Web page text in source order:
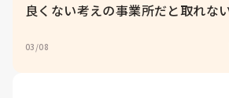
良くない考えの事業所だと取れない
03/08